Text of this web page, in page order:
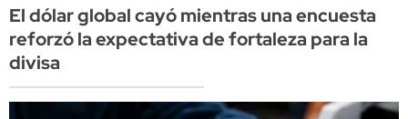
El dólar global cayó mientras una encuesta
reforzó la expectativa de fortaleza para la
divisa